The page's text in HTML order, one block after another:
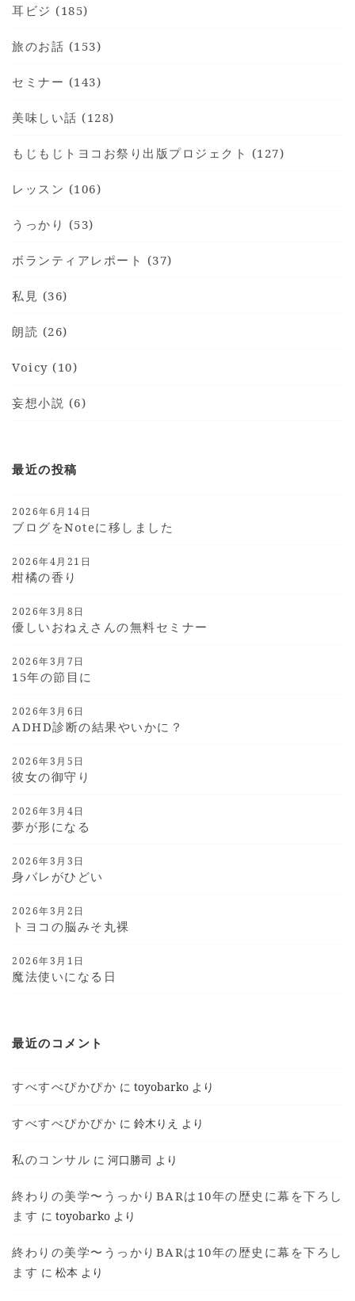
耳ビジ (185)
旅のお話 (153)
セミナー (143)
美味しい話 (128)
もじもじトヨコお祭り出版プロジェクト (127)
レッスン (106)
うっかり (53)
ボランティアレポート (37)
私見 (36)
朗読 (26)
Voicy (10)
妄想小説 (6)
最近の投稿
2026年6月14日
ブログをnoteに移しました
2026年4月21日
柑橘の香り
2026年3月8日
優しいおねえさんの無料セミナー
2026年3月7日
15年の節目に
2026年3月6日
ADHD診断の結果やいかに？
2026年3月5日
彼女の御守り
2026年3月4日
夢が形になる
2026年3月3日
身バレがひどい
2026年3月2日
トヨコの脳みそ丸裸
2026年3月1日
魔法使いになる日
最近のコメント
すべすべぴかぴか にtoyobarko より
すべすべぴかぴか に鈴木りえ より
私のコンサル に河口勝司 より
終わりの美学〜うっかりBARは10年の歴史に幕を下ろし
ます にtoyobarko より
終わりの美学〜うっかりBARは10年の歴史に幕を下ろし
ます に松本 より